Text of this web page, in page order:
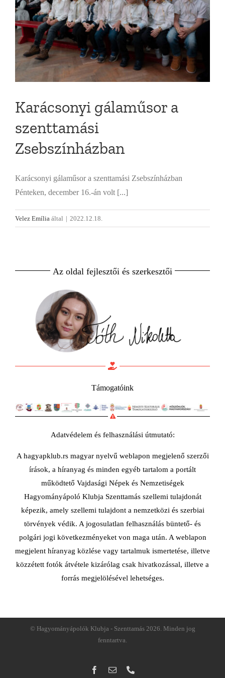
Karácsonyi gálaműsor a
szenttamási
Zsebszínházban
Karácsonyi gálaműsor a szenttamási Zsebszínházban
Pénteken, december 16.-án volt [...]
Velez Emília által | 2022.12.18.
Az oldal fejlesztői és szerkesztői
Támogatóink
Adatvédelem és felhasználási útmutató:
A hagyapklub.rs magyar nyelvű weblapon megjelenő szerzői
írások, a híranyag és minden egyéb tartalom a portált
működtető Vajdasági Népek és Nemzetiségek
Hagyományápoló Klubja Szenttamás szellemi tulajdonát
képezik, amely szellemi tulajdont a nemzetközi és szerbiai
törvények védik. A jogosulatlan felhasználás büntető- és
polgári jogi következményeket von maga után. A weblapon
megjelent híranyag közlése vagy tartalmuk ismertetése, illetve
közzétett fotók átvétele kizárólag csak hivatkozással, illetve a
forrás megjelölésével lehetséges.
© Hagyományápolók Klubja - Szenttamás 2026. Minden jog
fenntartva.
Facebook
Email: